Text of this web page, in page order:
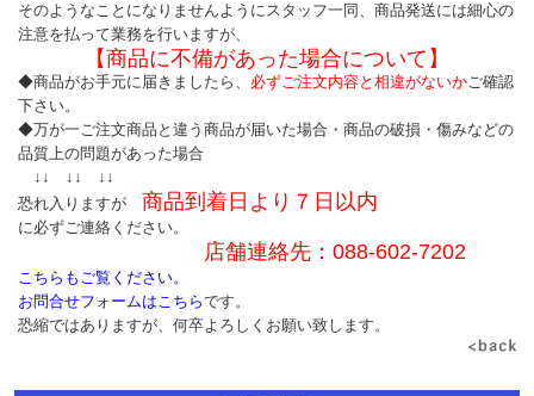
そのようなことになりませんようにスタッフ一同、商品発送には細心の
注意を払って業務を行いますが、
【商品に不備があった場合について】
◆商品がお手元に届きましたら、 必ずご注文内容と相違がないかご確認
下さい。
◆万が一ご注文商品と違う商品が届いた場合・商品の破損・傷みなどの
品質上の問題があった場合
↓↓ ↓↓ ↓↓
恐れ入りますが 商品到着日より７日以内
に必ずご連絡ください。
店舗連絡先： 088-602-7202
こちらもご覧ください。
お問合せフォームはこちらです。
恐縮ではありますが、何卒よろしくお願い致します。